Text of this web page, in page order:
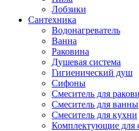
Лобзики
Сантехника
Водонагреватель
Ванна
Раковина
Душевая система
Гигиенический душ
Сифоны
Смеситель для
Смеситель для ванны
Смеситель для кухни
Комплектующие для